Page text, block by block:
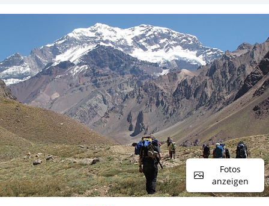
Fotos
anzeigen